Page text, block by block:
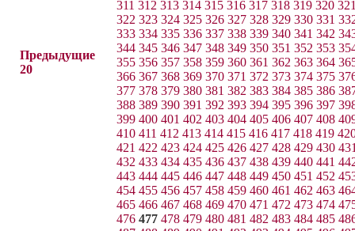
Предыдущие
20
311 312 313 314 315 316 317 318 319 320
322 323 324 325 326 327 328 329 330 331
333 334 335 336 337 338 339 340 341 342
344 345 346 347 348 349 350 351 352 353
355 356 357 358 359 360 361 362 363 364
366 367 368 369 370 371 372 373 374 375
377 378 379 380 381 382 383 384 385 386
388 389 390 391 392 393 394 395 396 397
399 400 401 402 403 404 405 406 407 408
410 411 412 413 414 415 416 417 418 419
421 422 423 424 425 426 427 428 429 430
432 433 434 435 436 437 438 439 440 441
443 444 445 446 447 448 449 450 451 452
454 455 456 457 458 459 460 461 462 463
465 466 467 468 469 470 471 472 473 474
476 477 478 479 480 481 482 483 484 485